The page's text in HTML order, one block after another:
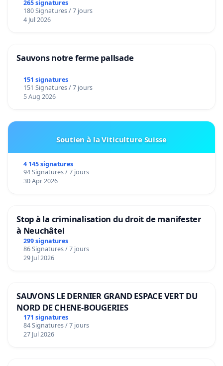
265 signatures
180 Signatures / 7 jours
4 Jul 2026
Sauvons notre ferme pallsade
151 signatures
151 Signatures / 7 jours
5 Aug 2026
Soutien à la Viticulture Suisse
4 145 signatures
94 Signatures / 7 jours
30 Apr 2026
Stop à la criminalisation du droit de manifester
à Neuchâtel
299 signatures
86 Signatures / 7 jours
29 Jul 2026
SAUVONS LE DERNIER GRAND ESPACE VERT DU
NORD DE CHENE-BOUGERIES
171 signatures
84 Signatures / 7 jours
27 Jul 2026